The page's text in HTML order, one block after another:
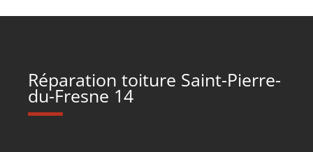
Réparation toiture Saint-Pierre-
du-Fresne 14